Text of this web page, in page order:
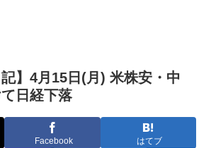
記】4月15日(月) 米株安・中
日経下落
Facebook はてブ